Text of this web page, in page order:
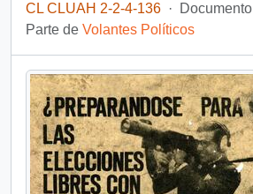
CL CLUAH 2-2-4-136 ·
Documento
Parte de Volantes Políticos